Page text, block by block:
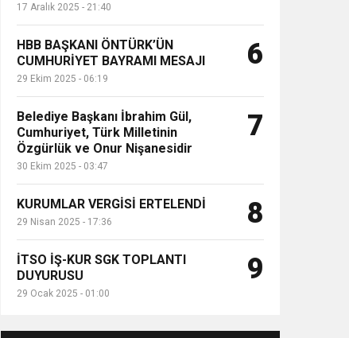
17 Aralık 2025 - 21:40
HBB BAŞKANI ÖNTÜRK’ÜN
CUMHURİYET BAYRAMI MESAJI
29 Ekim 2025 - 06:19
6
Belediye Başkanı İbrahim Gül,
Cumhuriyet, Türk Milletinin
Özgürlük ve Onur Nişanesidir
30 Ekim 2025 - 03:47
7
KURUMLAR VERGİSİ ERTELENDİ
29 Nisan 2025 - 17:36 8
İTSO İŞ-KUR SGK TOPLANTI
DUYURUSU
29 Ocak 2025 - 01:00
9